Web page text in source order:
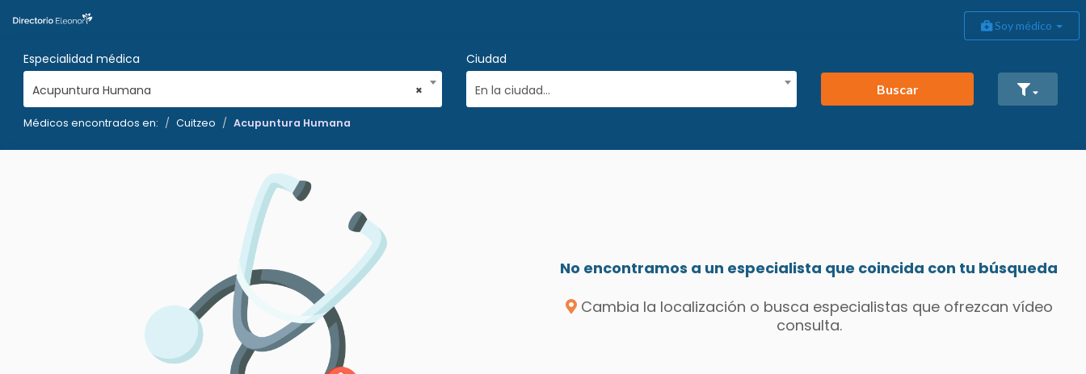
Soy médico
Especialidad médica
×
Acupuntura Humana
Ciudad
En la ciudad...
Buscar
Médicos encontrados en: Cuitzeo Acupuntura Humana
No encontramos a un especialista que coincida con tu búsqueda
Cambia la localización o busca especialistas que ofrezcan vídeo
consulta.